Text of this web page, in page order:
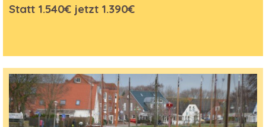
Statt 1.540€ jetzt 1.390€